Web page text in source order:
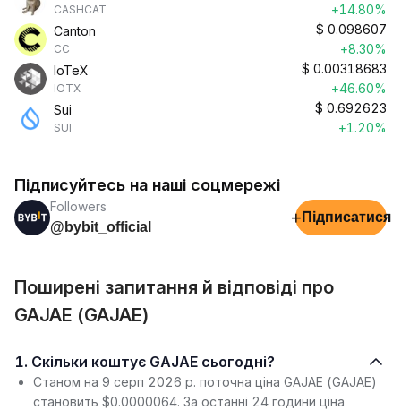
CASHCAT
+14.80%
Canton
CC
$ 0.098607
+8.30%
IoTeX
IOTX
$ 0.00318683
+46.60%
Sui
SUI
$ 0.692623
+1.20%
Підписуйтесь на наші соцмережі
Followers
@bybit_official
+ Підписатися
Поширені запитання й відповіді про
GAJAE (GAJAE)
1. Скільки коштує GAJAE сьогодні?
Станом на 9 серп 2026 р. поточна ціна GAJAE (GAJAE)
становить $0.0000064. За останні 24 години ціна